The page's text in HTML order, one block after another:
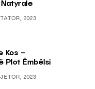
2023
Kos –
Plot Ëmbëlsi
2023